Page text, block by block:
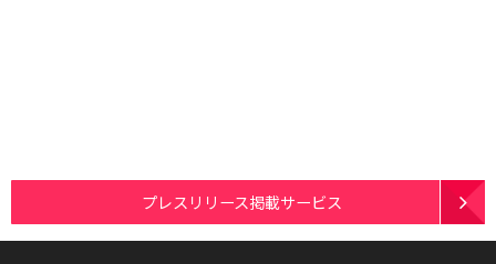
プレスリリース掲載サービス